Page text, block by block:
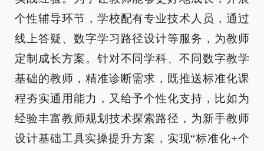
个性辅导环节，学校配有专业技术人员，通过
线上答疑、数字学习路径设计等服务，为教师
定制成长方案。针对不同学科、不同数字教学
基础的教师，精准诊断需求，既推送标准化课
程夯实通用能力，又给予个性化支持，比如为
经验丰富教师规划技术探索路径，为新手教师
设计基础工具实操提升方案，实现“标准化+个